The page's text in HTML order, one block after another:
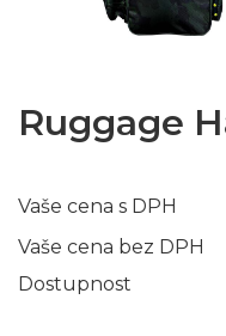
Ruggage
Vaše cena s DPH
Vaše cena bez DPH
Dostupnost